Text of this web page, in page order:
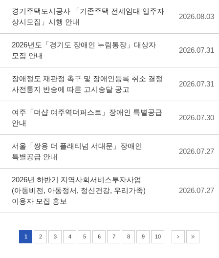
경기주택도시공사 「기존주택 전세임대 입주자
상시모집」시행 안내
2026.08.03
2026년도「경기도 장애인 누림통장」대상자
모집 안내
2026.07.31
장애정도 재판정 촉구 및 장애인등록 취소 결정
사전통지 반송에 따른 고시송달 공고
2026.07.31
여주「더샵 여주역더퍼스트」장애인 특별공급
안내
2026.07.30
서울「쌍용 더 플래티넘 서대문」장애인
특별공급 안내
2026.07.27
2026년 하반기 지역사회서비스투자사업
(아동비전, 아동정서, 정신건강, 우리가족)
이용자 모집 홍보
2026.07.27
1 2 3 4 5 6 7 8 9 10